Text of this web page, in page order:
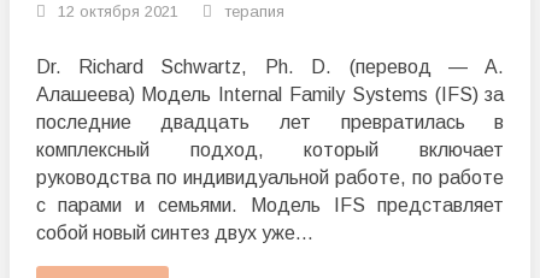
12 октября 2021 терапия
Dr. Richard Schwartz, Ph. D. (перевод — А.
Алашеева) Модель Internal Family Systems (IFS) за
последние двадцать лет превратилась в
комплексный подход, который включает
руководства по индивидуальной работе, по работе
с парами и семьями. Модель IFS представляет
собой новый синтез двух уже...